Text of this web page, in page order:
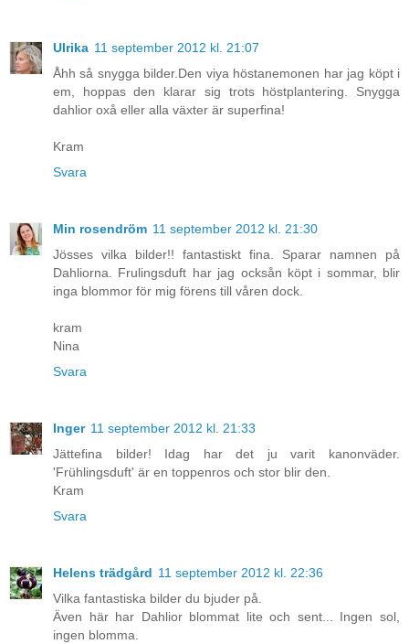
Ulrika 11 september 2012 kl. 21:07
Åhh så snygga bilder.Den viya höstanemonen har jag köpt i
em, hoppas den klarar sig trots höstplantering. Snygga
dahlior oxå eller alla växter är superfina!
Kram
Svara
Min rosendröm 11 september 2012 kl. 21:30
Jösses vilka bilder!! fantastiskt fina. Sparar namnen på
Dahliorna. Frulingsduft har jag ocksån köpt i sommar, blir
inga blommor för mig förens till våren dock.
kram
Nina
Svara
Inger 11 september 2012 kl. 21:33
Jättefina bilder! Idag har det ju varit kanonväder.
'Frühlingsduft' är en toppenros och stor blir den.
Kram
Svara
Helens trädgård 11 september 2012 kl. 22:36
Vilka fantastiska bilder du bjuder på.
Även här har Dahlior blommat lite och sent... Ingen sol,
ingen blomma.